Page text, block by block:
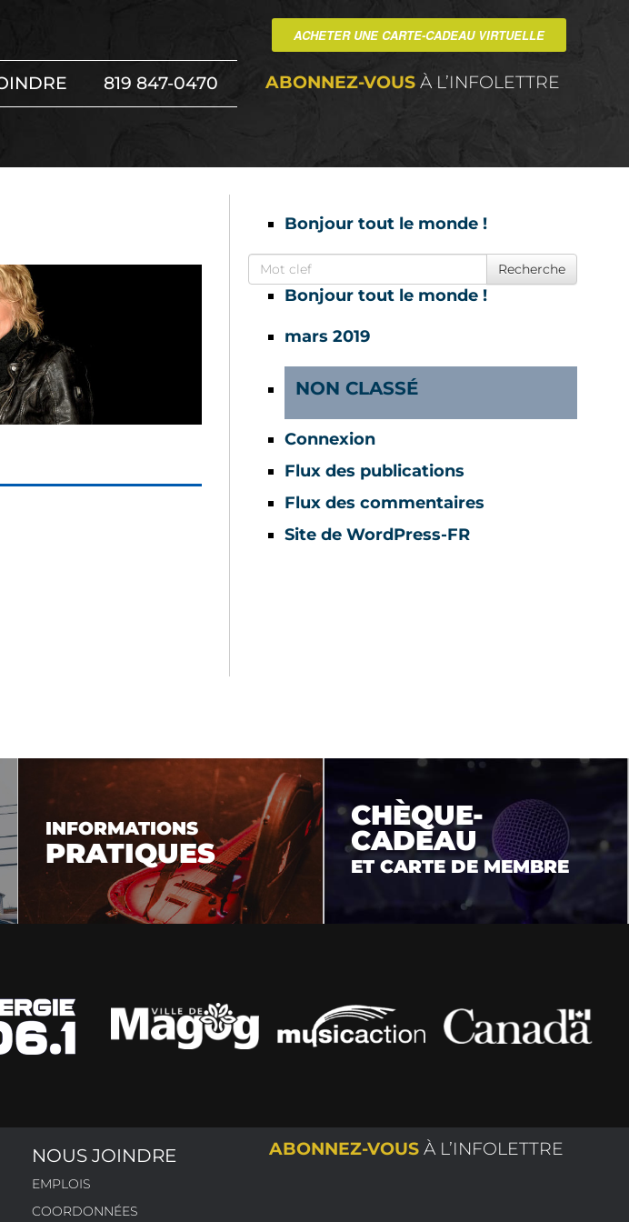
819 847-0470
ACHETER UNE CARTE-CADEAU VIRTUELLE
ABONNEZ-VOUS À L’INFOLETTRE
Bonjour tout le monde !
Search for Recherche
Bonjour tout le monde !
mars 2019
NON CLASSÉ
Connexion
Flux des publications
Flux des commentaires
Site de WordPress-FR
INFORMATIONS
PRATIQUES
CHÈQUE-
CADEAU
ET CARTE DE MEMBRE
NOUS JOINDRE
EMPLOIS
COORDONNÉES
ABONNEZ-VOUS À L’INFOLETTRE